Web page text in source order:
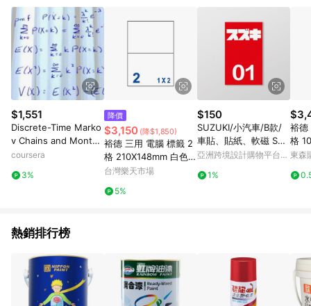
皮直營_餐券&禮券館、康菲COMFIZ、Finetech釩泰醫用口罩、
CHENYU辰昱立體醫療口罩、HAOFA立體口罩、BenQ 明基 健
康生活不予回饋。 6. 蝦皮商城之訂單適用於部分點數紅包，規範
請依該紅包頁說明為主。 7. 點數回饋將依照蝦皮提供扣除折價
券、運費與蝦幣後之最終金額進行計算。 8. 同一商品品項(即便
不同尺寸規格)，皆會計入同一筆返點上限進行計算 9. 用戶需於
同一瀏覽器進行交易（若自動跳轉 APP，請在 APP交易）。 10.
若使用不同物流或付款方式，將拆分成不同筆訂單編號發送通
知。 11. 若使用折價券折抵，可能會有攤提折抵導致訂單金額些微
落差 12. 蝦皮會將LINE的導購跳轉紀錄與蝦皮的會員ID進行綁
定，若後續七天內未透過其他媒體來源導入蝦皮官網，則七天內
於該蝦皮帳號下訂的首筆訂單會被蝦皮認列為該LINE用戶導購跳
轉時所成立之訂單。 13. 若同一用戶使用一個以上蝦皮帳號透過
LINE購物進行導購，將可能導致無法收到導購通知，亦可能無法
易，或經由蝦皮系統判斷點擊路徑不符合回饋資格或規則者。 15.
若有贈點爭議，請務必於訂單日期+60天以內進行洽詢確認；超
過60天(含)以上進行申訴，恕無法贈點回饋。需檢附蝦皮訂單完
成、LINE購物訂單記錄，如於LINE購物訂單紀錄已呈現：「非本
次前往蝦皮商店之品項，不符合回饋資格」，則不受理此案件。
[注意事項] 1.如導購途中用戶由網頁版(電腦版/手機版網頁)切換
$1,551
Discrete-Time Marko
v Chains and Monte
Carlo Methods
coursera
3%
降價
$3,150 (降$1,850)
裕德 三用 電腦 標籤 2
格 210X148mm 白色 1
000張 /箱 US4282-1K
台灣樂天市場
5%
$150
SUZUKI/小汽車/B款/
車貼、貼紙、軟磁 Sun
Brother孫氏兄弟
亞洲跨境設計購物平台
1%
裕德
格
000
東森
熱銷排行榜